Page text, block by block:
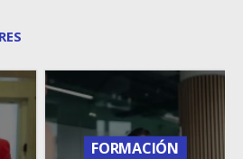
FORMACIÓN